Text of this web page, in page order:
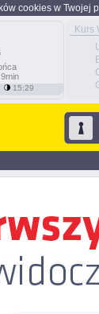
cookies w Twojej
Kurs
15:29